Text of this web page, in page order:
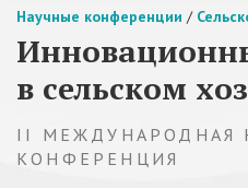
Научные конференции /
в сельском
II МЕЖДУНАРОДНАЯ
КОНФЕРЕНЦИЯ